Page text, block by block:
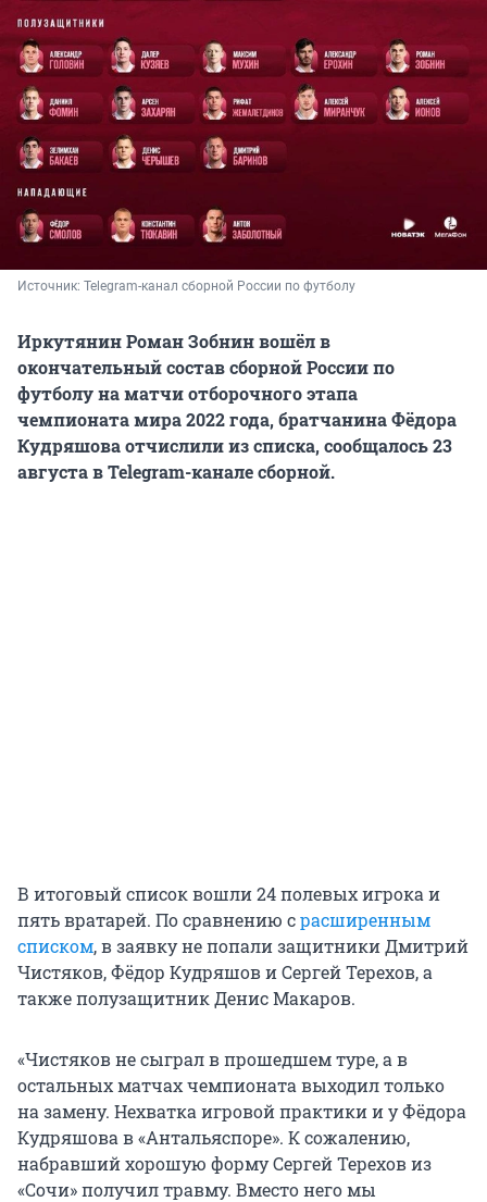
Источник: Telegram-канал сборной России по футболу
Иркутянин Роман Зобнин вошёл в
окончательный состав сборной России по
футболу на матчи отборочного этапа
чемпионата мира 2022 года, братчанина Фёдора
Кудряшова отчислили из списка, сообщалось 23
августа в Telegram-канале сборной.
В итоговый список вошли 24 полевых игрока и
пять вратарей. По сравнению срасширенным
списком, в заявку не попали защитники Дмитрий
Чистяков, Фёдор Кудряшов и Сергей Терехов, а
также полузащитник Денис Макаров.
«Чистяков не сыграл в прошедшем туре, а в
остальных матчах чемпионата выходил только
на замену. Нехватка игровой практики и у Фёдора
Кудряшова в «Антальяспоре». К сожалению,
набравший хорошую форму Сергей Терехов из
«Сочи» получил травму. Вместо него мы